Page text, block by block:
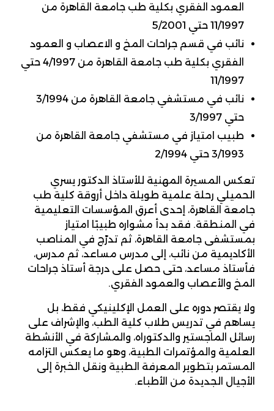
العمود الفقري بكلية طب جامعة القاهرة من
11/1997 حتي 5/2001
نائب في قسم جراحات المخ و الاعصاب و العمود
الفقري بكلية طب جامعة القاهرة من 4/1997 حتي
11/1997
نائب في مستشفي جامعة القاهرة من 3/1994
حتي 3/1997
طبيب امتياز في مستشفي جامعة القاهرة من
3/1993 حتي 2/1994
تعكس المسيرة المهنية للأستاذ الدكتور يسري
الحميلي رحلة علمية طويلة داخل أروقة كلية طب
جامعة القاهرة، إحدى أعرق المؤسسات التعليمية
في المنطقة. فقد بدأ مشواره طبيبًا امتياز
بمستشفى جامعة القاهرة، ثم تدرّج في المناصب
الأكاديمية من نائب، إلى مدرس مساعد، ثم مدرس،
فأستاذ مساعد، حتى حصل على درجة أستاذ جراحات
المخ والأعصاب والعمود الفقري.
ولا يقتصر دوره على العمل الإكلينيكي فقط، بل
يساهم في تدريس طلاب كلية الطب، والإشراف على
رسائل الماجستير والدكتوراه، والمشاركة في الأنشطة
العلمية والمؤتمرات الطبية، وهو ما يعكس التزامه
المستمر بتطوير المعرفة الطبية ونقل الخبرة إلى
الأجيال الجديدة من الأطباء.